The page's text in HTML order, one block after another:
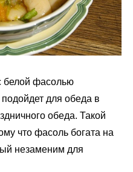
белой фасолью
для обеда в
обеда. Такой
что фасоль богата на
незаменим для